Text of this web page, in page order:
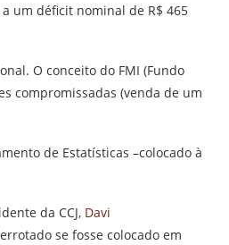
um déficit nominal de R$ 465
O conceito do FMI (Fundo
compromissadas (venda de um
de Estatísticas –colocado à
da CCJ, Davi
se fosse colocado em